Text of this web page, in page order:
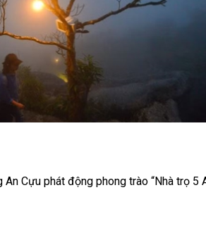
An Cựu phát động phong trào “Nhà trọ 5